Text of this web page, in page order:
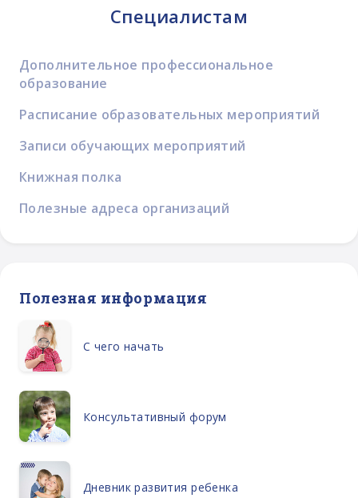
Специалистам
Дополнительное профессиональное
образование
Расписание образовательных мероприятий
Записи обучающих мероприятий
Книжная полка
Полезные адреса организаций
Полезная информация
С чего начать
Консультативный форум
Дневник развития ребенка